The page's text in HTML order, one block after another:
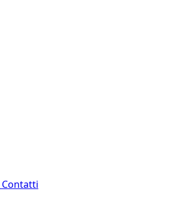
Contatti